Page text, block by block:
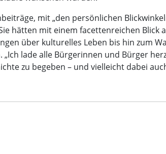
mit „den persönlichen
hätten mit einem facettenreichen Blick
über kulturelles Leben bis hin zum
lade alle Bürgerinnen und Bürger
zu begeben – und vielleicht dabei